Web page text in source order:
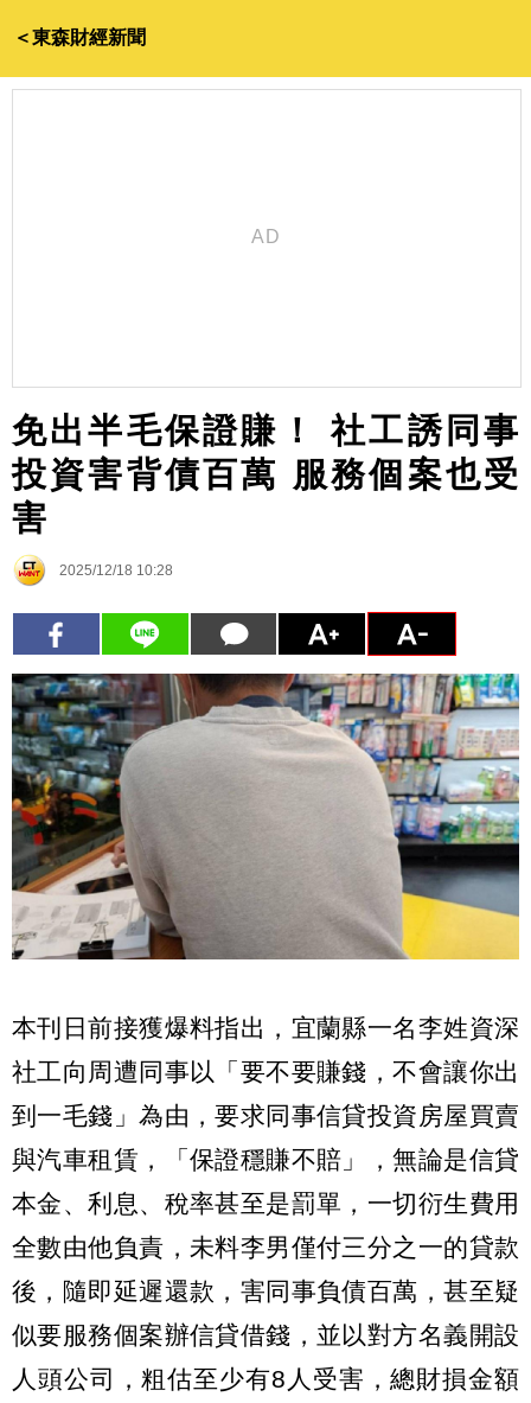
＜東森財經新聞
免出半毛保證賺！ 社工誘同事
投資害背債百萬 服務個案也受
害
2025/12/18 10:28
本刊日前接獲爆料指出，宜蘭縣一名李姓資深
社工向周遭同事以「要不要賺錢，不會讓你出
到一毛錢」為由，要求同事信貸投資房屋買賣
與汽車租賃，「保證穩賺不賠」，無論是信貸
本金、利息、稅率甚至是罰單，一切衍生費用
全數由他負責，未料李男僅付三分之一的貸款
後，隨即延遲還款，害同事負債百萬，甚至疑
似要服務個案辦信貸借錢，並以對方名義開設
人頭公司，粗估至少有8人受害，總財損金額